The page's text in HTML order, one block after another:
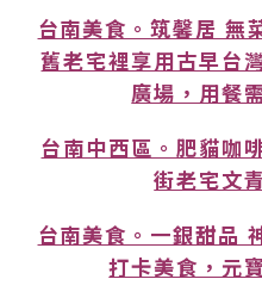
台南美食。筑馨居 無
舊老宅裡享用古早台
廣場，用餐
台南中西區。肥貓咖
街老宅文
台南美食。一銀甜品
打卡美食，元